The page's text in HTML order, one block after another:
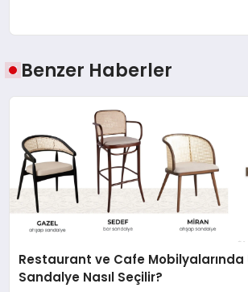
Benzer Haberler
Restaurant ve Cafe Mobilyalarında
Sandalye Nasıl Seçilir?